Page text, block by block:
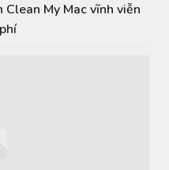
My Mac vĩnh viễn